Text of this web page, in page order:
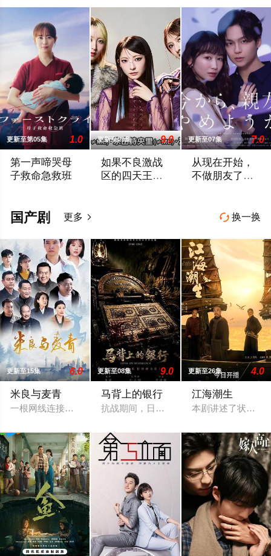
更新至第05集 1.0
第一声啼哭母
子救命急救班
更新至09集 9.0
如果不良激战
区的四天王转
更新至07集 7.0
从现在开始，
不做朋友了
 换一换
国产剧 更多 
更新至15集 6.0
米良与麦青
一根网线连接了中国鹿鸣村和英国牛津，麦香通过视频向米良
更新至08集 9.0
马背上的银行
抗战期间，日伪政府强行推广、使用由“
更新至26集 4.0
江海潮生
本剧讲述了状元实